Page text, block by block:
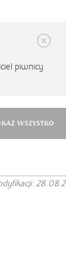
piwnicy
WSZYSTKO